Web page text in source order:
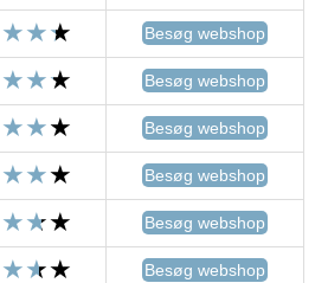
Besøg webshop
Besøg webshop
Besøg webshop
Besøg webshop
Besøg webshop
Besøg webshop